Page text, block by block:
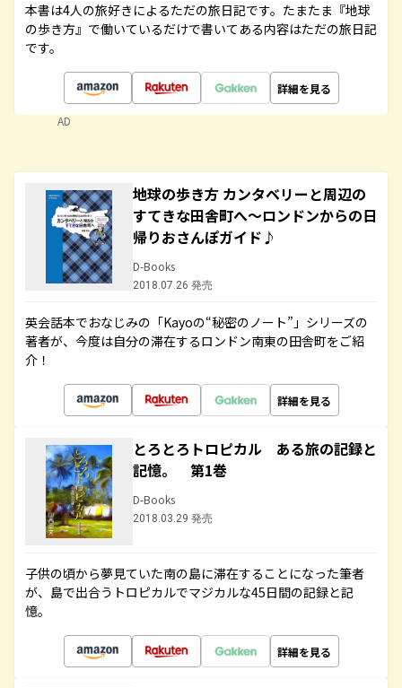
本書は4人の旅好きによるただの旅日記です。たまたま『地球
の歩き方』で働いているだけで書いてある内容はただの旅日記
です。
詳細を見る
AD
地球の歩き方 カンタベリーと周辺の
すてきな田舎町へ～ロンドンからの日
帰りおさんぽガイド♪
D-Books
2018.07.26 発売
英会話本でおなじみの「Kayoの“秘密のノート”」シリーズの
著者が、今度は自分の滞在するロンドン南東の田舎町をご紹
介！
詳細を見る
とろとろトロピカル ある旅の記録と
記憶。 第1巻
D-Books
2018.03.29 発売
子供の頃から夢見ていた南の島に滞在することになった筆者
が、島で出合うトロピカルでマジカルな45日間の記録と記
憶。
詳細を見る